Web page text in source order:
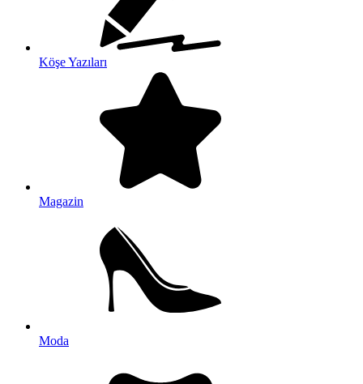
Köşe Yazıları
Magazin
Moda